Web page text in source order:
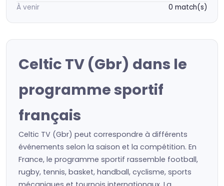
À venir
0 match(s)
Celtic TV (Gbr) dans le
programme sportif
français
Celtic TV (Gbr) peut correspondre à différents
événements selon la saison et la compétition. En
France, le programme sportif rassemble football,
rugby, tennis, basket, handball, cyclisme, sports